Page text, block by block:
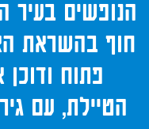
הנופשים בעיר
חוף בהשראת
פתוח
הטיילת, עם